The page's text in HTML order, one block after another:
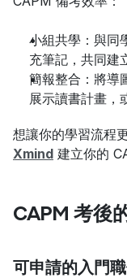
小組共學：與同
充筆記，共同建
簡報整合：將導
展示讀書計畫，
Xmind 建立你的
CAPM 考後
可申請的入門